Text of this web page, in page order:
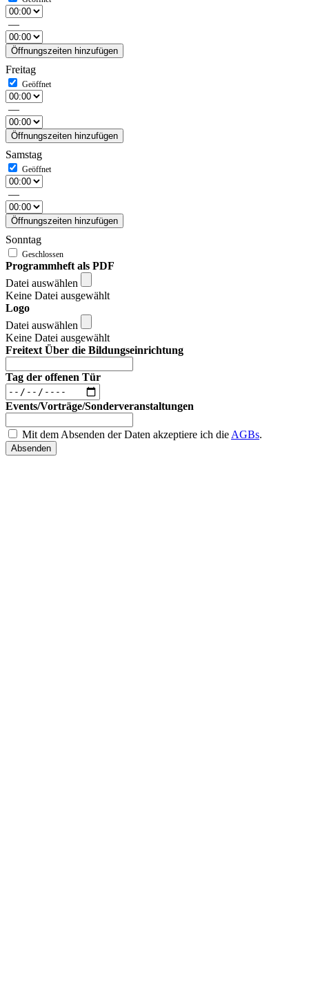
—
Öffnungszeiten hinzufügen
Freitag
—
Öffnungszeiten hinzufügen
Samstag
—
Öffnungszeiten hinzufügen
Sonntag
Programmheft als PDF
Datei auswählen
Keine Datei ausgewählt
Logo
Datei auswählen
Keine Datei ausgewählt
Freitext Über die Bildungseinrichtung
Tag der offenen Tür
Events/Vorträge/Sonderveranstaltungen
Mit dem Absenden der Daten akzeptiere ich die AGBs.
Absenden